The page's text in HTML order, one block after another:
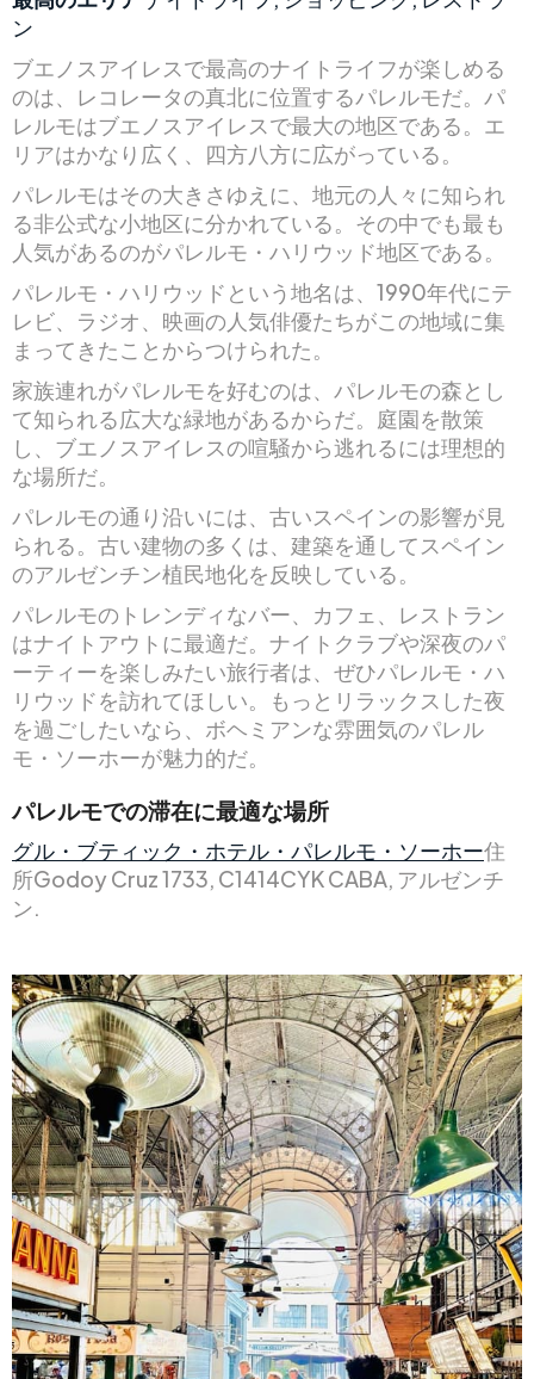
ン
ブエノスアイレスで最高のナイトライフが楽しめる
のは、レコレータの真北に位置するパレルモだ。パ
レルモはブエノスアイレスで最大の地区である。エ
リアはかなり広く、四方八方に広がっている。
パレルモはその大きさゆえに、地元の人々に知られ
る非公式な小地区に分かれている。その中でも最も
人気があるのがパレルモ・ハリウッド地区である。
パレルモ・ハリウッドという地名は、1990年代にテ
レビ、ラジオ、映画の人気俳優たちがこの地域に集
まってきたことからつけられた。
家族連れがパレルモを好むのは、パレルモの森とし
て知られる広大な緑地があるからだ。庭園を散策
し、ブエノスアイレスの喧騒から逃れるには理想的
な場所だ。
パレルモの通り沿いには、古いスペインの影響が見
られる。古い建物の多くは、建築を通してスペイン
のアルゼンチン植民地化を反映している。
パレルモのトレンディなバー、カフェ、レストラン
はナイトアウトに最適だ。ナイトクラブや深夜のパ
ーティーを楽しみたい旅行者は、ぜひパレルモ・ハ
リウッドを訪れてほしい。もっとリラックスした夜
を過ごしたいなら、ボヘミアンな雰囲気のパレル
モ・ソーホーが魅力的だ。
パレルモでの滞在に最適な場所
グル・ブティック・ホテル・パレルモ・ソーホー住
所Godoy Cruz 1733, C1414CYK CABA, アルゼンチ
ン.